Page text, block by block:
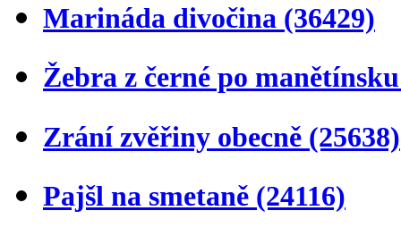
Marináda divočina (36429)
Žebra z černé po
Zrání zvěřiny obecně (25638)
Pajšl na smetaně (24116)